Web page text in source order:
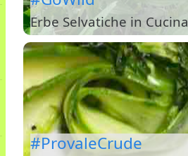
Erbe Selvatiche in Cucina
#ProvaleCrude